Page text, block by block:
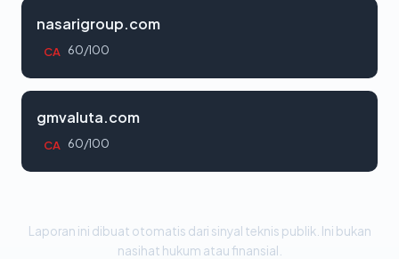
nasarigroup.com
CA 60/100
gmvaluta.com
CA 60/100
Laporan ini dibuat otomatis dari sinyal teknis publik. Ini bukan
nasihat hukum atau finansial.